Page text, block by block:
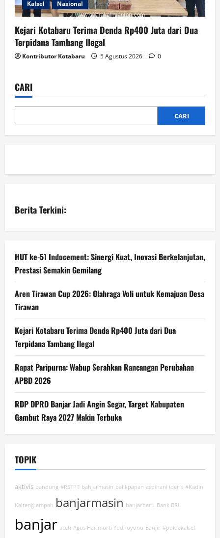
Kalsel Nasional
Kejari Kotabaru Terima Denda Rp400 Juta dari Dua
Terpidana Tambang Ilegal
Kontributor Kotabaru 5 Agustus 2026 0
CARI
CARI
Berita Terkini:
HUT ke-51 Indocement: Sinergi Kuat, Inovasi Berkelanjutan,
Prestasi Semakin Gemilang
Aren Tirawan Cup 2026: Olahraga Voli untuk Kemajuan Desa
Tirawan
Kejari Kotabaru Terima Denda Rp400 Juta dari Dua
Terpidana Tambang Ilegal
Rapat Paripurna: Wabup Serahkan Rancangan Perubahan
APBD 2026
RDP DPRD Banjar Jadi Angin Segar, Target Kabupaten
Gambut Raya 2027 Makin Terbuka
TOPIK
aktivis bandung #RSTPT bahjarmasin balikpapan aspihani ideris #Kadin
Kalteng ampah banjarmasin banjarbaru Bank BRI
banjar aceh Agus Harimurti Yudhoyono Banjir #poldakalsel